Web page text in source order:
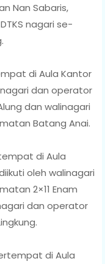
Nan Sabaris,
nagari se-
di Aula Kantor
dan operator
dan walinagari
Batang Anai.
di Aula
oleh walinagari
2×11 Enam
dan operator
di Aula